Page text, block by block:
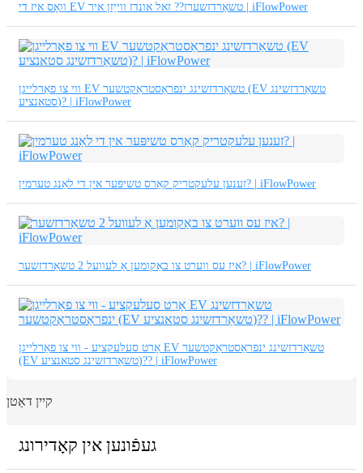
וואָס איז די EV טשאַרדזשערז?? זאל אונדז ווייַזן איר | iFlowPower
ווי צו פאַרלייגן EV טשאַרדזשינג ינפראַסטראַקטשער (EV טשאַרדזשינג
סטאנציע)? | iFlowPower
זענען עלעקטריק קאַרס טשיפּער אין די לאַנג טערמין? | iFlowPower
איז עס ווערט צו באַקומען אַ לעוועל 2 טשאַרדזשער? | iFlowPower
אָרט סעלעקציע - ווי צו פאַרלייגן EV טשאַרדזשינג ינפראַסטראַקטשער
(EV טשאַרדזשינג סטאנציע)?? | iFlowPower
קיין דאַטן
געפֿונען אין קאָדירונג